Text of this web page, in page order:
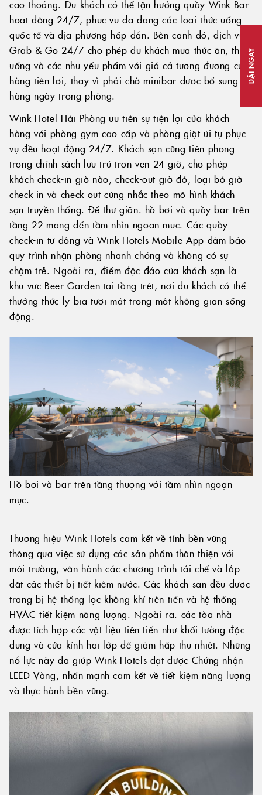
ĐẶT NGAY
cao thoáng. Du khách có thể tận hưởng quầy Wink Bar
hoạt động 24/7, phục vụ đa dạng các loại thức uống
quốc tế và địa phương hấp dẫn. Bên cạnh đó, dịch vụ
Grab & Go 24/7 cho phép du khách mua thức ăn, thức
uống và các nhu yếu phẩm với giá cả tương đương cửa
hàng tiện lợi, thay vì phải chờ minibar được bổ sung
hàng ngày trong phòng.
Wink Hotel Hải Phòng ưu tiên sự tiện lợi của khách
hàng với phòng gym cao cấp và phòng giặt ủi tự phục
vụ đều hoạt động 24/7. Khách sạn cũng tiên phong
trong chính sách lưu trú trọn vẹn 24 giờ, cho phép
khách check-in giờ nào, check-out giờ đó, loại bỏ giờ
check-in và check-out cứng nhắc theo mô hình khách
sạn truyền thống. Để thư giãn. hồ bơi và quầy bar trên
tầng 22 mang đến tầm nhìn ngoạn mục. Các quầy
check-in tự động và Wink Hotels Mobile App đảm bảo
quy trình nhận phòng nhanh chóng và không có sự
chậm trễ. Ngoài ra, điểm độc đáo của khách sạn là
khu vực Beer Garden tại tầng trệt, nơi du khách có thể
thưởng thức ly bia tươi mát trong một không gian sống
động.
Hồ bơi và bar trên tầng thượng với tầm nhìn ngoạn
mục.
Thương hiệu Wink Hotels cam kết về tính bền vững
thông qua việc sử dụng các sản phẩm thân thiện với
môi trường, vận hành các chương trình tái chế và lắp
đặt các thiết bị tiết kiệm nước. Các khách sạn đều được
trang bị hệ thống lọc không khí tiên tiến và hệ thống
HVAC tiết kiệm năng lượng. Ngoài ra. các tòa nhà
được tích hợp các vật liệu tiên tiến như khối tường đặc
dụng và cửa kính hai lớp để giảm hấp thụ nhiệt. Những
nỗ lực này đã giúp Wink Hotels đạt được Chứng nhận
LEED Vàng, nhấn mạnh cam kết về tiết kiệm năng lượng
và thực hành bền vững.